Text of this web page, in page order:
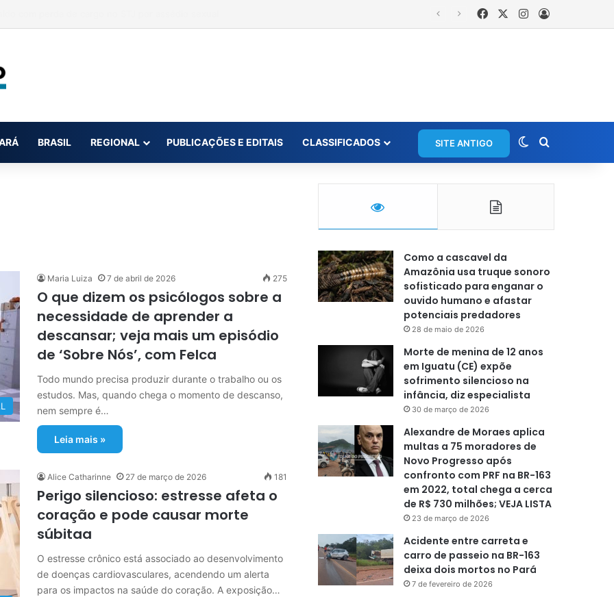
FacebookInstagram
BRASIL REGIONAL PUBLICAÇÕES E EDITAIS CLASSIFICADOS SITE ANTIGO Switch skin
Maria Luiza 7 de abril de 2026 275
O que dizem os psicólogos sobre a
necessidade de aprender a
descansar; veja mais um episódio
de ‘Sobre Nós’, com Felca
Todo mundo precisa produzir durante o trabalho ou os
estudos. Mas, quando chega o momento de descanso,
nem sempre é…
Leia mais »
Alice Catharinne 27 de março de 2026 181
Perigo silencioso: estresse afeta o
coração e pode causar morte
súbitaa
O estresse crônico está associado ao desenvolvimento
de doenças cardiovasculares, acendendo um alerta
para os impactos na saúde do coração. A exposição…
Como a cascavel da
Amazônia usa truque sonoro
sofisticado para enganar o
ouvido humano e afastar
potenciais predadores
28 de maio de 2026
Morte de menina de 12 anos
em Iguatu (CE) expõe
sofrimento silencioso na
infância, diz especialista
30 de março de 2026
Alexandre de Moraes aplica
multas a 75 moradores de
Novo Progresso após
confronto com PRF na BR-163
em 2022, total chega a cerca
de R$ 730 milhões; VEJA LISTA
23 de março de 2026
Acidente entre carreta e
carro de passeio na BR-163
deixa dois mortos no Pará
7 de fevereiro de 2026